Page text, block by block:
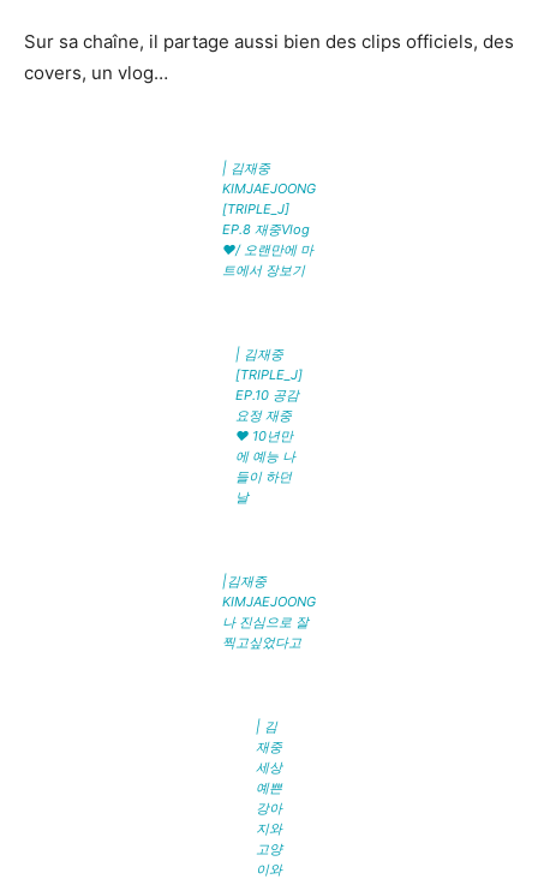
Sur sa chaîne, il partage aussi bien des clips officiels, des
covers, un vlog…
| 김재중
KIMJAEJOONG
[TRIPLE_J]
EP.8 재중Vlog
❤️/ 오랜만에 마
트에서 장보기
| 김재중
[TRIPLE_J]
EP.10 공감
요정 재중
❤️ 10년만
에 예능 나
들이 하던
날
|김재중
KIMJAEJOONG
나 진심으로 잘
찍고싶었다고
| 김
재중
세상
예쁜
강아
지와
고양
이와